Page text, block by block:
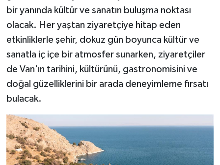
bir yanında kültür ve sanatın buluşma noktası
olacak. Her yaştan ziyaretçiye hitap eden
etkinliklerle şehir, dokuz gün boyunca kültür ve
sanatla iç içe bir atmosfer sunarken, ziyaretçiler
de Van'ın tarihini, kültürünü, gastronomisini ve
doğal güzelliklerini bir arada deneyimleme fırsatı
bulacak.